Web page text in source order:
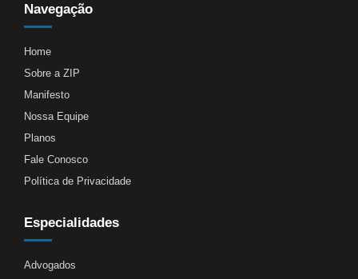
Navegação
Home
Sobre a ZIP
Manifesto
Nossa Equipe
Planos
Fale Conosco
Política de Privacidade
Especialidades
Advogados